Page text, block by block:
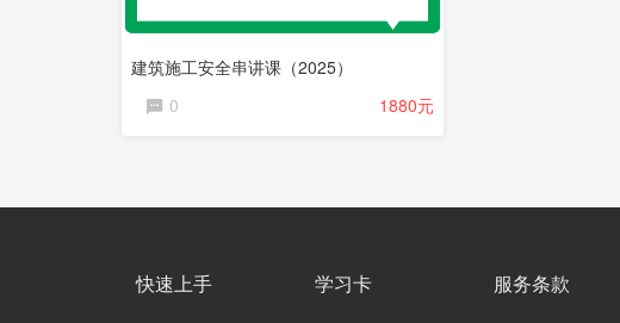
建筑施工安全串讲课（2025）
0
1880元
快速上手 学习卡 服务条款